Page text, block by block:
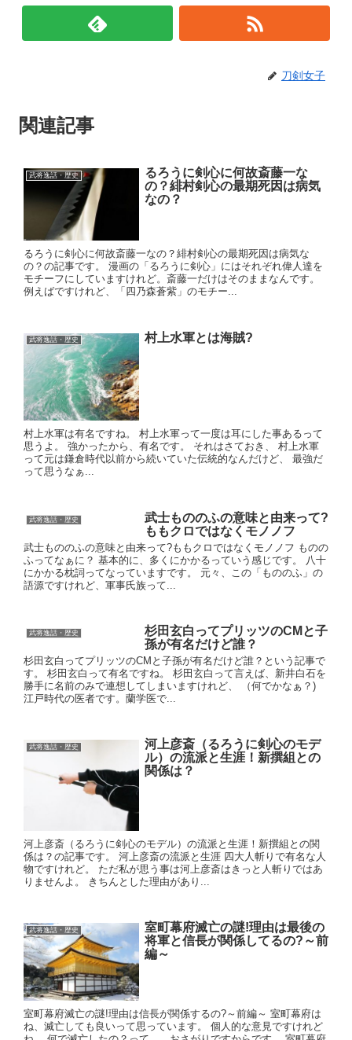
刀剣女子
関連記事
武将逸話・歴史
るろうに剣心に何故斎藤一な
の？緋村剣心の最期死因は病気
なの？
るろうに剣心に何故斎藤一なの？緋村剣心の最期死因は病気な
の？の記事です。 漫画の「るろうに剣心」にはそれぞれ偉人達を
モチーフにしていますけれど。斎藤一だけはそのままなんです。
例えばですけれど、「四乃森蒼紫」のモチー...
武将逸話・歴史 村上水軍とは海賊?
村上水軍は有名ですね。 村上水軍って一度は耳にした事あるって
思うよ。 強かったから、有名です。 それはさておき、 村上水軍
って元は鎌倉時代以前から続いていた伝統的なんだけど、 最強だ
って思うなぁ...
武将逸話・歴史
武士もののふの意味と由来って?
ももクロではなくモノノフ
武士もののふの意味と由来って?ももクロではなくモノノフ ものの
ふってなぁに？ 基本的に、多くにかかるっていう感じです。 八十
にかかる枕詞ってなっていますです。 元々、この「もののふ」の
語源ですけれど、軍事氏族って...
武将逸話・歴史
杉田玄白ってプリッツのCMと子
孫が有名だけど誰？
杉田玄白ってプリッツのCMと子孫が有名だけど誰？という記事で
す。 杉田玄白って有名ですね。 杉田玄白って言えば、新井白石を
勝手に名前のみで連想してしまいますけれど、 （何でかなぁ？)
江戸時代の医者です。蘭学医で...
武将逸話・歴史
河上彦斎（るろうに剣心のモデ
ル）の流派と生涯！新撰組との
関係は？
河上彦斎（るろうに剣心のモデル）の流派と生涯！新撰組との関
係は？の記事です。 河上彦斎の流派と生涯 四大人斬りで有名な人
物ですけれど。 ただ私が思う事は河上彦斎はきっと人斬りではあ
りませんよ。 きちんとした理由があり...
武将逸話・歴史
室町幕府滅亡の謎!理由は最後の
将軍と信長が関係してるの?～前
編～
室町幕府滅亡の謎!理由は信長が関係するの?～前編～ 室町幕府は
ね、滅亡しても良いって思っています。 個人的な意見ですけれど